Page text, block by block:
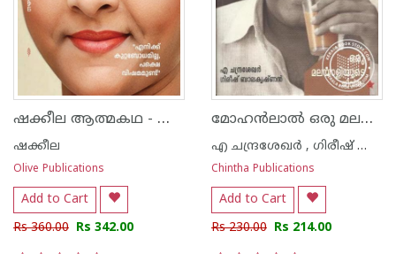
ഷക്കീല ആത്മകഥ - ഷക്കീല
ഷക്കീല
Olive Publications
Add to Cart
Rs 360.00 Rs 342.00
മോഹ‌ന്‍ലാല്‍ ഒരു മലയാളിയുടെ ജീവിതം
എ ചന്ദ്രശേഖര്‍ , ഗിരീഷ് ബാലകൃഷ്ണന്‍
Chintha Publications
Add to Cart
Rs 230.00 Rs 214.00